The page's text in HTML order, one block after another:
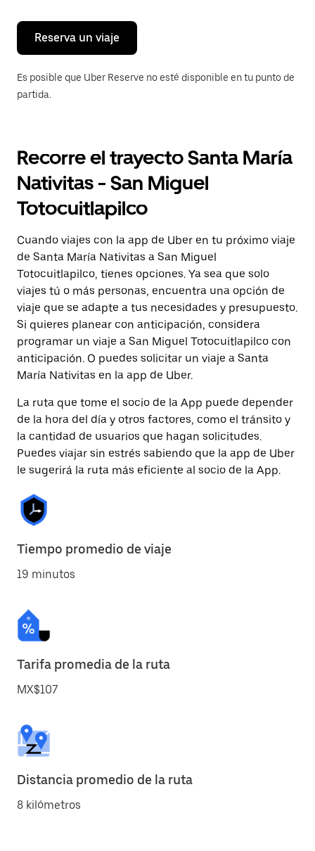
Reserva un viaje
Es posible que Uber Reserve no esté disponible en tu punto de
partida.
Recorre el trayecto Santa María
Nativitas - San Miguel
Totocuitlapilco
Cuando viajes con la app de Uber en tu próximo viaje
de Santa María Nativitas a San Miguel
Totocuitlapilco, tienes opciones. Ya sea que solo
viajes tú o más personas, encuentra una opción de
viaje que se adapte a tus necesidades y presupuesto.
Si quieres planear con anticipación, considera
programar un viaje a San Miguel Totocuitlapilco con
anticipación. O puedes solicitar un viaje a Santa
María Nativitas en la app de Uber.
La ruta que tome el socio de la App puede depender
de la hora del día y otros factores, como el tránsito y
la cantidad de usuarios que hagan solicitudes.
Puedes viajar sin estrés sabiendo que la app de Uber
le sugerirá la ruta más eficiente al socio de la App.
Tiempo promedio de viaje
19 minutos
Tarifa promedia de la ruta
MX$107
Distancia promedio de la ruta
8 kilómetros